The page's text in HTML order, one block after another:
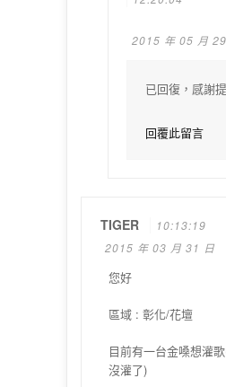
2015 年 05 月
已回復，感謝
回覆此留言
TIGER
10:13:19
2015 年 03 月 31 日
您好
區域 : 彰化/花壇
目前有一台金嗓想灌
沒灌了)